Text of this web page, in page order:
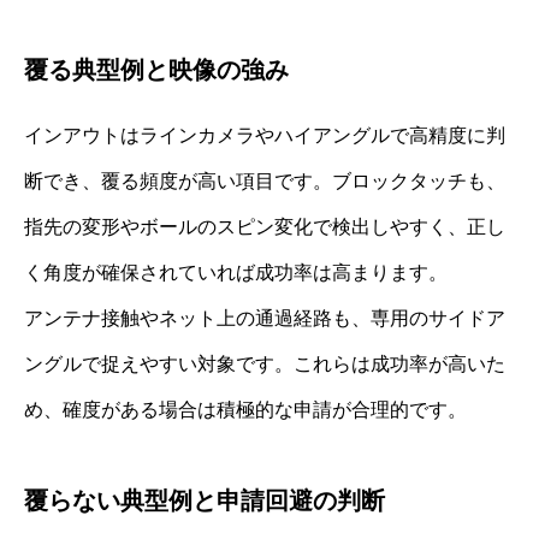
覆る典型例と映像の強み
インアウトはラインカメラやハイアングルで高精度に判
断でき、覆る頻度が高い項目です。ブロックタッチも、
指先の変形やボールのスピン変化で検出しやすく、正し
く角度が確保されていれば成功率は高まります。
アンテナ接触やネット上の通過経路も、専用のサイドア
ングルで捉えやすい対象です。これらは成功率が高いた
め、確度がある場合は積極的な申請が合理的です。
覆らない典型例と申請回避の判断